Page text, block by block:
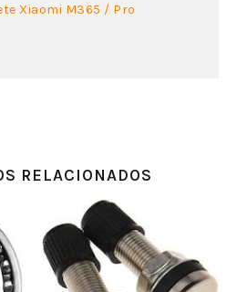
Xiaomi M365 / Pro
RELACIONADOS